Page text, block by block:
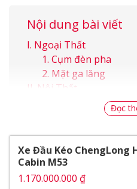
Nội dung bài viết
Ngoại Thất
Cụm đèn pha
Mặt ga lăng
Nội Thất
Thông số kỹ thuật
Video Đánh Giá Xe
Âu 2 Cầu 375Hp Cabin
Đọc
Xe Đầu Kéo ChengLong
Cabin M53
1.170.000.000 ₫